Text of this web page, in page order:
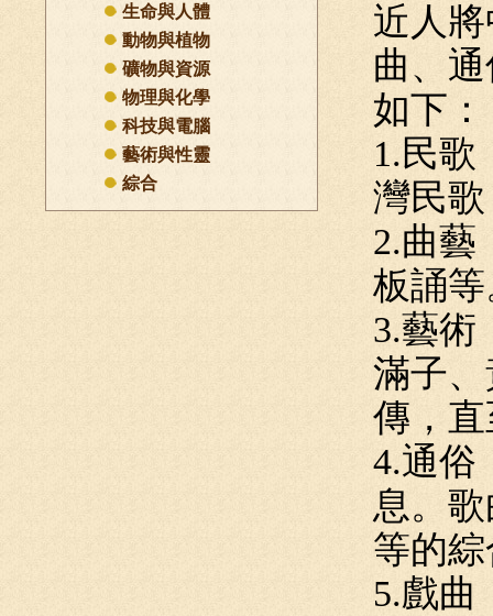
生命與人體
動物與植物
礦物與資源
物理與化學
科技與電腦
藝術與性靈
綜合
近人
曲、
如下：
1.民歌
灣民
2.曲藝
板誦
3.藝術
滿子
傳，
4.通俗
息。
等的
5.戲曲